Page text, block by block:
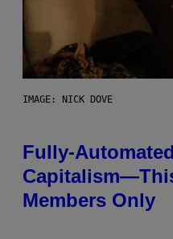
IMAGE: NICK DOVE
Fully-
Members Only